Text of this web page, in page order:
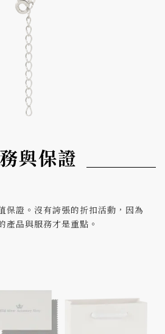
與保證
保證。沒有誇張的折扣活動，因為
產品與服務才是重點。